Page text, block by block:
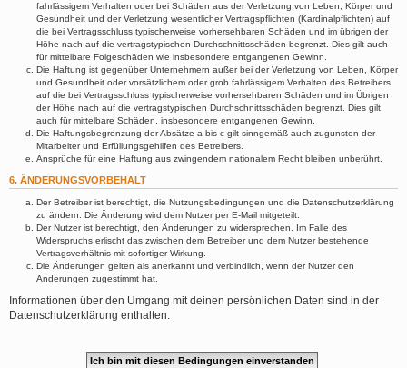
fahrlässigem Verhalten oder bei Schäden aus der Verletzung von Leben, Körper und
Gesundheit und der Verletzung wesentlicher Vertragspflichten (Kardinalpflichten) auf
die bei Vertragsschluss typischerweise vorhersehbaren Schäden und im übrigen der
Höhe nach auf die vertragstypischen Durchschnittsschäden begrenzt. Dies gilt auch
für mittelbare Folgeschäden wie insbesondere entgangenen Gewinn.
Die Haftung ist gegenüber Unternehmern außer bei der Verletzung von Leben, Körper
und Gesundheit oder vorsätzlichem oder grob fahrlässigem Verhalten des Betreibers
auf die bei Vertragsschluss typischerweise vorhersehbaren Schäden und im Übrigen
der Höhe nach auf die vertragstypischen Durchschnittsschäden begrenzt. Dies gilt
auch für mittelbare Schäden, insbesondere entgangenen Gewinn.
Die Haftungsbegrenzung der Absätze a bis c gilt sinngemäß auch zugunsten der
Mitarbeiter und Erfüllungsgehilfen des Betreibers.
Ansprüche für eine Haftung aus zwingendem nationalem Recht bleiben unberührt.
6. ÄNDERUNGSVORBEHALT
Der Betreiber ist berechtigt, die Nutzungsbedingungen und die Datenschutzerklärung
zu ändern. Die Änderung wird dem Nutzer per E-Mail mitgeteilt.
Der Nutzer ist berechtigt, den Änderungen zu widersprechen. Im Falle des
Widerspruchs erlischt das zwischen dem Betreiber und dem Nutzer bestehende
Vertragsverhältnis mit sofortiger Wirkung.
Die Änderungen gelten als anerkannt und verbindlich, wenn der Nutzer den
Änderungen zugestimmt hat.
Informationen über den Umgang mit deinen persönlichen Daten sind in der
Datenschutzerklärung enthalten.